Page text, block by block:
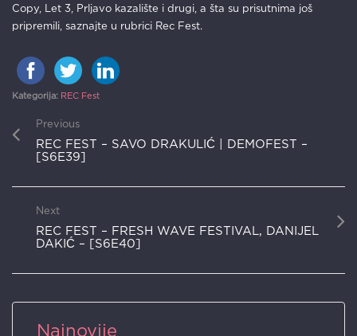
Copy, Let 3, Prljavo kazalište i drugi, a šta su prisutnima još
pripremili, saznajte u rubrici Rec Fest.
Kategorija: REC Fest
Previous
REC FEST – SAVO DRAKULIĆ | DEMOFEST –
[S6E39]
Next
REC FEST – FRESH WAVE FESTIVAL, DANIJEL
DAKIĆ – [S6E40]
Najnovije